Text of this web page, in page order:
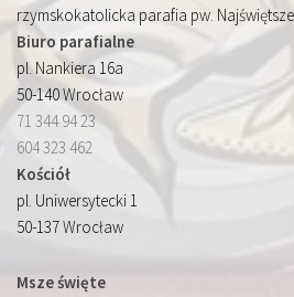
rzymskokatolicka parafia pw.
Biuro parafialne
pl. Nankiera 16a
50-140 Wrocław
71 344 94 23
604 323 462
Kościół
pl. Uniwersytecki 1
50-137 Wrocław
Msze święte